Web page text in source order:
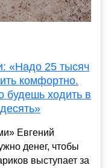
«Надо 25 тысяч
комфортно.
будешь ходить в
Евгений
денег, чтобы
выступает за